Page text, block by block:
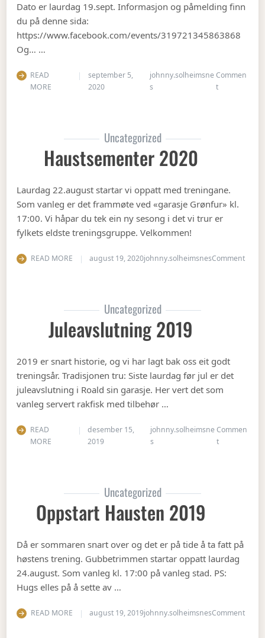
Dato er laurdag 19.sept. Informasjon og påmelding finn
du på denne sida:
https://www.facebook.com/events/319721345863868
Og… …
READ
MORE
september 5,
2020
johnny.solheimsne
s
Commen
ton Gubbetur
Uncategorized
Haustsementer 2020
Laurdag 22.august startar vi oppatt med treningane.
Som vanleg er det frammøte ved «garasje Grønfur» kl.
17:00. Vi håpar du tek ein ny sesong i det vi trur er
fylkets eldste treningsgruppe. Velkommen!
READ MORE august 19, 2020johnny.solheimsnesCommenton
Uncategorized
Juleavslutning 2019
2019 er snart historie, og vi har lagt bak oss eit godt
treningsår. Tradisjonen tru: Siste laurdag før jul er det
juleavslutning i Roald sin garasje. Her vert det som
vanleg servert rakfisk med tilbehør …
READ
MORE
desember 15,
2019
johnny.solheimsne
s
Commen
ton
Uncategorized
Oppstart Hausten 2019
Då er sommaren snart over og det er på tide å ta fatt på
høstens trening. Gubbetrimmen startar oppatt laurdag
24.august. Som vanleg kl. 17:00 på vanleg stad. PS:
Hugs elles på å sette av …
READ MORE august 19, 2019johnny.solheimsnesCommenton